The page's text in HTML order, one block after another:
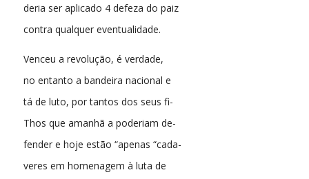
deria ser aplicado 4 defeza do paiz
contra qualquer eventualidade.
Venceu a revolução, é verdade,
no entanto a bandeira nacional e
tá de luto, por tantos dos seus fi-
Thos que amanhã a poderiam de-
fender e hoje estão “apenas “cada-
veres em homenagem à luta de